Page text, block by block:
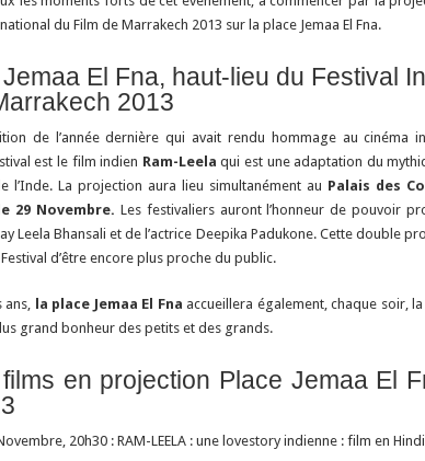
du Film de Marrakech 2013 sur la place Jemaa El Fna.
El Fna, haut-lieu du Festival
2013
de l’année dernière qui avait rendu hommage au cinéma
est le film indien Ram-Leelaqui est une adaptation du
l’Inde. La projection aura lieu simultanément au Palais des
29 Novembre. Les festivaliers auront l’honneur de pouvoir
Leela Bhansali et de l’actrice Deepika Padukone. Cette double
d’être encore plus proche du public.
ans, la place Jemaa El Fna accueillera également, chaque soir,
grand bonheur des petits et des grands.
en projection Place Jemaa El
20h30 : RAM-LEELA : une lovestory indienne : film en